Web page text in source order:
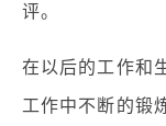
评。
在以后的工作和
工作中不断的锻